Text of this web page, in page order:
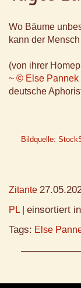
Wo Bäume
kann der
(von ihrer
~ © Else Pannek
deutsche
Bildquelle:
Zitante
PL
einsortiert
Tags: Else